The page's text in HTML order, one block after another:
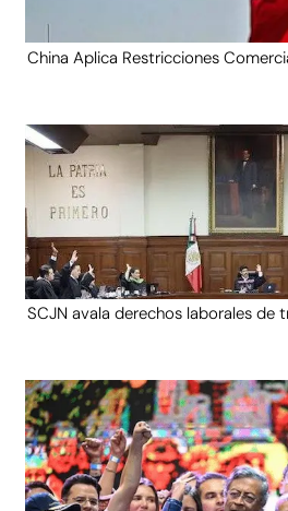
China Aplica Restricciones
SCJN avala derechos laborales de